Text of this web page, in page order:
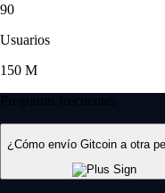
90
Usuarios
150 M
Preguntas frecuentes
¿Cómo envío Gitcoin a otra